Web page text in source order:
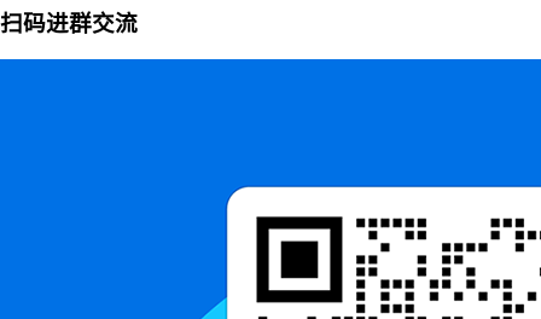
扫码进群交流